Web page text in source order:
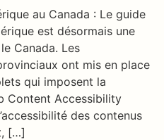
au Canada : Le guide
est désormais une
Canada. Les
ont mis en place
qui imposent la
Content Accessibility
des contenus
[…]